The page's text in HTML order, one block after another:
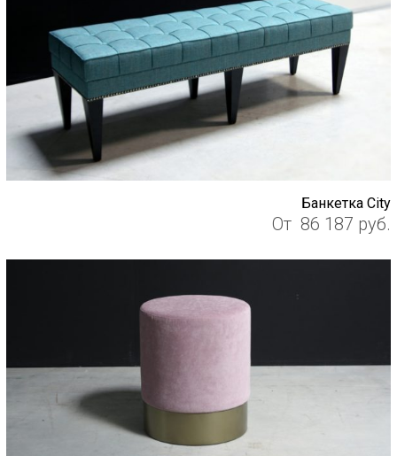
Банкетка City
От 86 187 руб.